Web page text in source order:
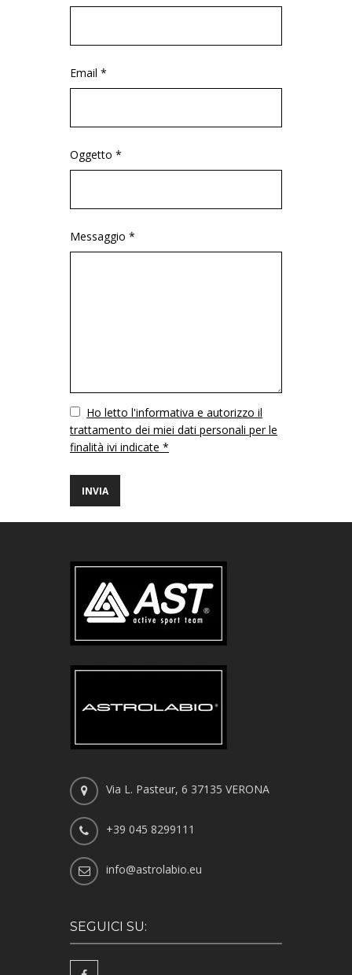
Email *
Oggetto *
Messaggio *
VuotoHo letto l'informativa e autorizzo il
trattamento dei miei dati personali per le
finalità ivi indicate *
Via L. Pasteur, 6 37135 VERONA
+39 045 8299111
info@astrolabio.eu
SEGUICI SU: